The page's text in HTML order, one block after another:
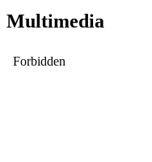
Multimedia